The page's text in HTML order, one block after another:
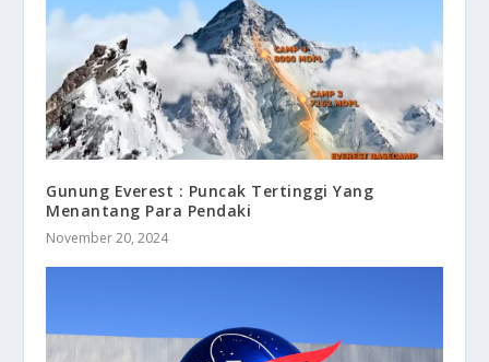
Gunung Everest : Puncak Tertinggi Yang
Menantang Para Pendaki
November 20, 2024